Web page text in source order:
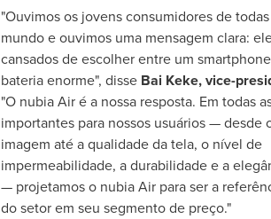
"Ouvimos os jovens consumidores de
mundo e ouvimos uma mensagem clara:
cansados de escolher entre um
bateria enorme", disseBai Keke, vice-
"O nubia Air é a nossa resposta. Em todas
importantes para nossos usuários — desde
imagem até a qualidade da tela, o nível de
impermeabilidade, a durabilidade e a
— projetamos o nubia Air para ser a
do setor em seu segmento de preço."